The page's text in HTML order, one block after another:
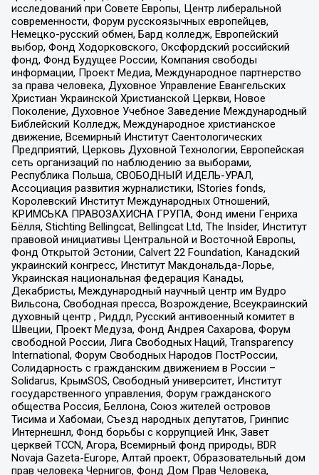
исследований при Совете Европы, Центр либеральной
современности, Форум русскоязычных европейцев,
Немецко-русский обмен, Бард колледж, Европейский
выбор, Фонд Ходорковского, Оксфордский российский
фонд, Фонд Будущее России, Компания свободы
информации, Проект Медиа, Международное партнерство
за права человека, Духовное Управление Евангельских
Христиан Украинской Христианской Церкви, Новое
Поколение, Духовное Учебное Заведение Международный
Библейский Колледж, Международное христианское
движение, Всемирный Институт Саентологических
Предприятий, Церковь Духовной Технологии, Европейская
сеть организаций по наблюдению за выборами,
Республика Польша, СВОБОДНЫЙ ИДЕЛЬ-УРАЛ,
Ассоциация развития журналистики, IStories fonds,
Королевский Институт Международных Отношений,
КРИМСЬКА ПРАВОЗАХИСНА ГРУПА, Фонд имени Генриха
Бёлля, Stichting Bellingcat, Bellingcat Ltd, The Insider, Институт
правовой инициативы Центральной и Восточной Европы,
Фонд Открытой Эстонии, Calvert 22 Foundation, Канадский
украинский конгресс, Институт Макдональда-Лорье,
Украинская национальная федерация Канады,
Декабристы, Международный научный центр им Вудро
Вильсона, Свободная пресса, Возрождение, Всеукраинский
духовный центр , Риддл, Русский антивоенный комитет в
Швеции, Проект Медуза, Фонд Андрея Сахарова, Форум
свободной России, Лига Свободных Наций, Transparеncy
International, Форум Свободных Народов ПостРоссии,
Солидарность с гражданским движением в России –
Solidarus, КрымSOS, Свободный университет, Институт
государственного управления, Форум гражданского
общества Россия, Беллона, Союз жителей островов
Тисима и Хабомаи, Съезд народных депутатов, Гринпис
Интернешнл, Фонд борьбы с коррупцией Инк, Завет
церквей TCCN, Агора, Всемирный фонд природы, BDR
Novaja Gazeta-Europe, Алтай проект, Образовательный дом
прав человека Чернигов, Фонд Дом Прав Человека,